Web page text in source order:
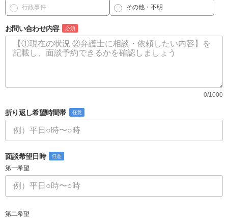
行政事件 その他・不明
お問い合わせ内容 必須
0/1000
折り返し希望時間帯 任意
面談希望日時 任意
第一希望
第二希望